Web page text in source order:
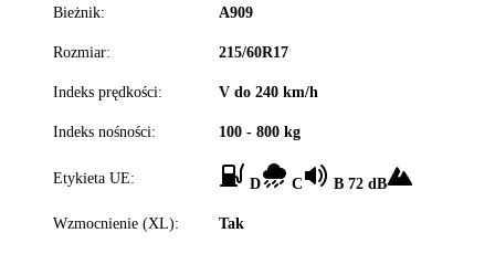
Bieżnik: A909
Rozmiar: 215/60R17
Indeks prędkości: V do 240 km/h
Indeks nośności: 100 - 800 kg
Etykieta UE: D C B 72 dB
Wzmocnienie (XL): Tak